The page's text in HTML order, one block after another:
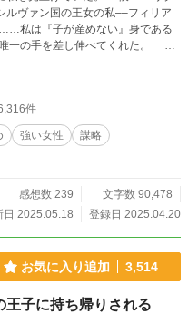
ルヴァン国の王女の私––フィリア
私は『子が産めない』身である
手を差し伸べてくれた。 し
ぬ日々。 『子が産めない』私
民のため。 しかし、ある事実
事が叶った。 実り叶ったこの瞬
口元に微笑みを刻む。 これまで
でもね、許す気は
多め
件
強い女性
謀略
感想数 239
文字数 90,478
日 2025.05.18
登録日 2025.04.20
お気に入り追加 3,514
王子に持ち帰りされる